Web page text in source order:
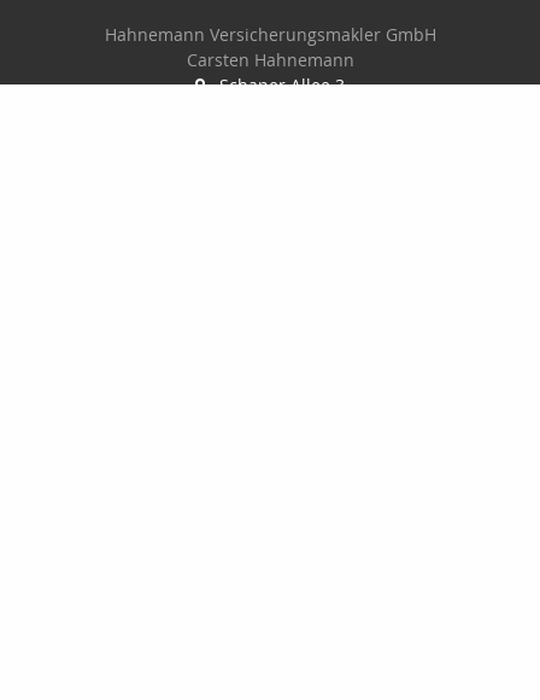
Hahnemann Versicherungsmakler GmbH
Carsten Hahnemann
Schaper Allee 3